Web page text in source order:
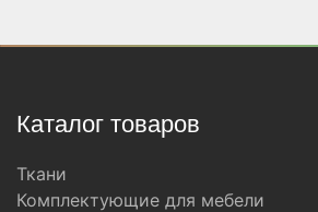
Каталог товаров
Ткани
Комплектующие для мебели